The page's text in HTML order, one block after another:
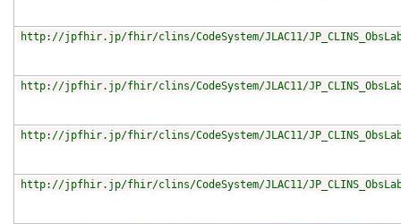
http://jpfhir.jp/fhir/clins/CodeSystem/JLAC11/
http://jpfhir.jp/fhir/clins/CodeSystem/JLAC11/
http://jpfhir.jp/fhir/clins/CodeSystem/JLAC11/
http://jpfhir.jp/fhir/clins/CodeSystem/JLAC11/